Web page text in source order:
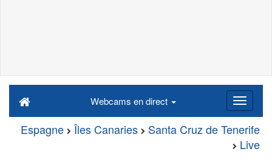
Webcams en direct
Espagne Îles Canaries
Santa Cruz de Tenerife
Live